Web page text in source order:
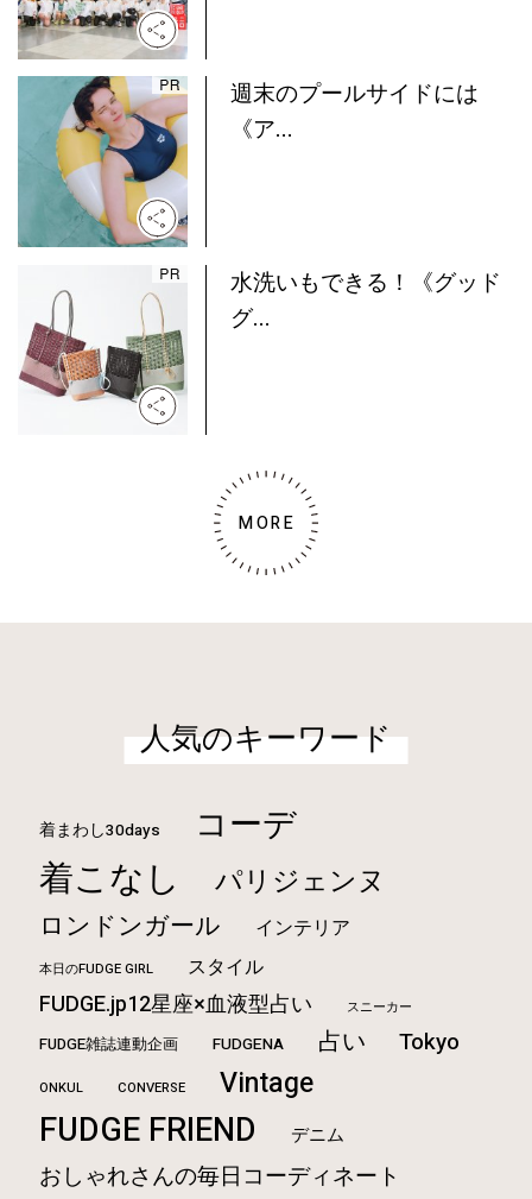
週末のプールサイドには
《ア...
水洗いもできる！《グッド
グ...
MORE
人気のキーワード
着まわし30days コーデ
着こなし パリジェンヌ
ロンドンガール インテリア
本日のFUDGE GIRL スタイル
FUDGE.jp12星座×血液型占い スニーカー
FUDGE雑誌連動企画 FUDGENA 占い Tokyo
ONKUL CONVERSE Vintage
FUDGE FRIEND デニム
おしゃれさんの毎日コーディネート